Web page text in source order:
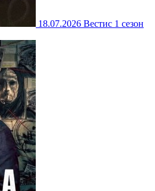
18.07.2026 Вестис 1 сезон